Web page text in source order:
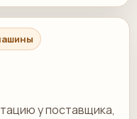
у поставщика,